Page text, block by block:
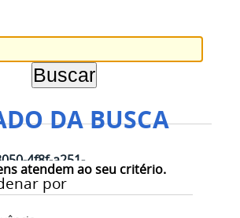
DA BUSCA
atendem ao seu critério.
por
4f8f-a251-